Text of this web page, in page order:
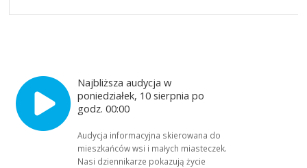
Najbliższa audycja w
poniedziałek, 10 sierpnia po
godz. 00:00
Audycja informacyjna skierowana do
mieszkańców wsi i małych miasteczek.
Nasi dziennikarze pokazują życie